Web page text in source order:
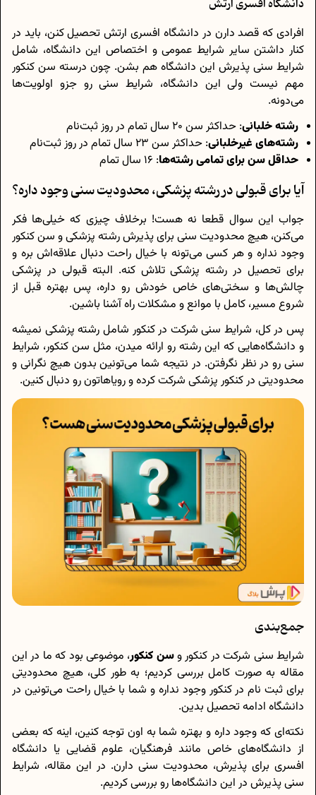
دانشگاه افسری ارتش
افرادی که قصد دارن در دانشگاه افسری ارتش تحصیل کنن، باید در
کنار داشتن سایر شرایط عمومی و اختصاص این دانشگاه، شامل
شرایط سنی پذیرش این دانشگاه هم بشن. چون درسته سن کنکور
مهم نیست ولی این دانشگاه، شرایط سنی رو جزو اولویت‌ها
می‌دونه.
رشته خلبانی: حداکثر سن 20 سال تمام در روز ثبت‌نام
رشته‌های غیرخلبانی: حداکثر سن 23 سال تمام در روز ثبت‌نام
حداقل سن برای تمامی رشته‌ها: 16 سال تمام
آیا برای قبولی در رشته پزشکی، محدودیت سنی وجود داره؟
جواب این سوال قطعا نه هست! برخلاف چیزی که خیلی‌ها فکر
می‌کنن، هیچ محدودیت سنی برای پذیرش رشته پزشکی و سن کنکور
وجود نداره و هر کسی می‌تونه با خیال راحت دنبال علاقه‌اش بره و
برای تحصیل در رشته پزشکی تلاش کنه. البته قبولی در پزشکی
چالش‌ها و سختی‌های خاص خودش رو داره، پس بهتره قبل از
شروع مسیر، کامل با موانع و مشکلات راه آشنا باشین.
پس در کل، شرایط سنی شرکت در کنکور شامل رشته پزشکی نمیشه
و دانشگاه‌هایی که این رشته رو ارائه میدن، مثل سن کنکور، شرایط
سنی رو در نظر نگرفتن. در نتیجه شما می‌تونین بدون هیچ نگرانی و
محدودیتی در کنکور پزشکی شرکت کرده و رویاهاتون رو دنبال کنین.
جمع‌بندی
شرایط سنی شرکت در کنکور وسن کنکور، موضوعی بود که ما در این
مقاله به صورت کامل بررسی کردیم؛ به طور کلی، هیچ محدودیتی
برای ثبت نام در کنکور وجود نداره و شما با خیال راحت می‌تونین در
دانشگاه ادامه تحصیل بدین.
نکته‌ای که وجود داره و بهتره شما به اون توجه کنین، اینه که بعضی
از دانشگاه‌های خاص مانند فرهنگیان، علوم قضایی یا دانشگاه
افسری برای پذیرش، محدودیت سنی دارن. در این مقاله، شرایط
سنی پذیرش در این دانشگاه‌ها رو بررسی کردیم.